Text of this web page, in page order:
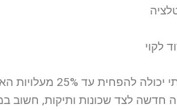
לקוי
מחקרים מראים כי השקעה
חדשה לצד שכונות ותיקות, חשוב